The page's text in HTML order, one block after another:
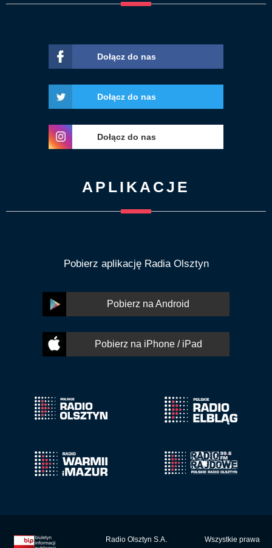
Dołącz do nas
Dołącz do nas
Dołącz do nas
APLIKACJE
Pobierz aplikację Radia Olsztyn
Pobierz na Android
Pobierz na iPhone / iPad
Radio Olsztyn S.A.
Wszystkie prawa